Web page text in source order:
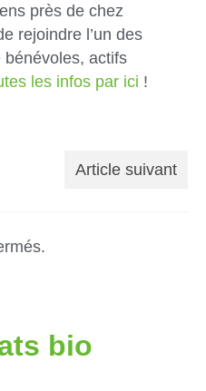
près de chez
rejoindre l’un des
bénévoles, actifs
les infos par ici !
Article suivant
bio